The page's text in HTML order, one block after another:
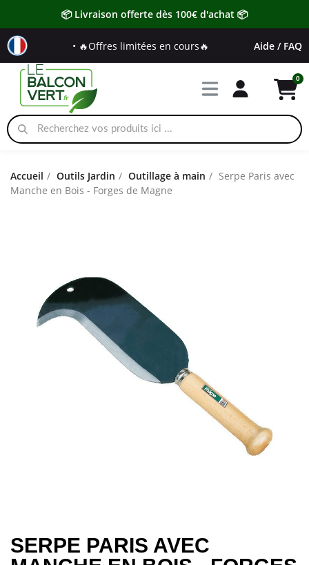
📦 Livraison offerte dès 100€ d'achat 📦
• 🔥Offres limitées en cours🔥 Aide / FAQ
Accueil Outils Jardin Outillage à main
Serpe Paris avec
Manche en Bois - Forges de Magne
SERPE PARIS AVEC